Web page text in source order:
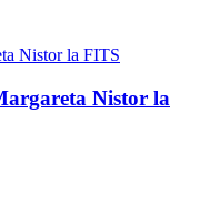
Nistor la